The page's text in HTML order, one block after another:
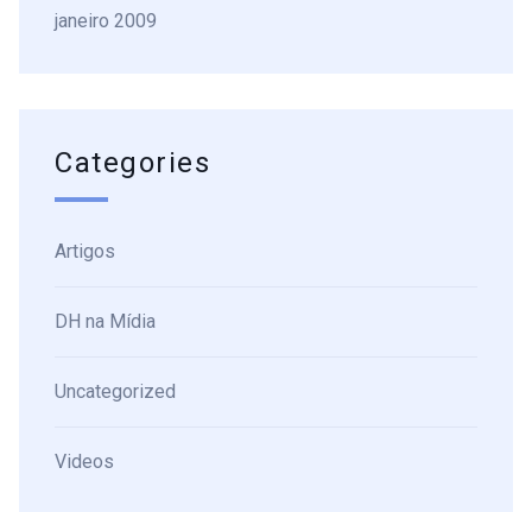
janeiro 2009
Categories
Artigos
DH na Mídia
Uncategorized
Videos